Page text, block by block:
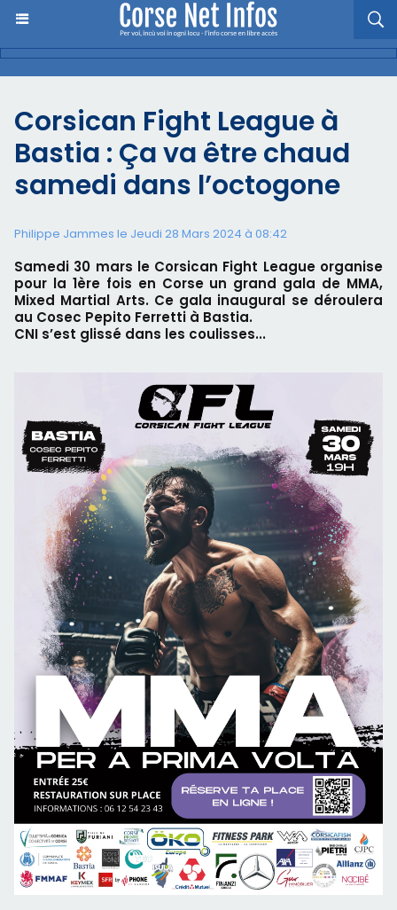
Corsican Fight League à
Bastia : Ça va être chaud
samedi dans l’octogone
Philippe Jammes le Jeudi 28 Mars 2024 à 08:42
Samedi 30 mars le Corsican Fight League organise
pour la 1ère fois en Corse un grand gala de MMA,
Mixed Martial Arts. Ce gala inaugural se déroulera
au Cosec Pepito Ferretti à Bastia.
CNI s’est glissé dans les coulisses...